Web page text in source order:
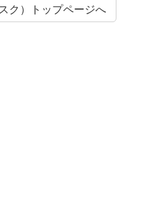
ク）トップページへ